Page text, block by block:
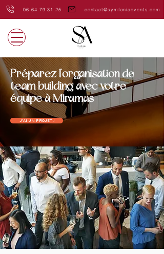
06.64.79.31.25 contact@symfoniaevents.com
Préparez l'organisation de
team building avec votre
équipe à Miramas
J'AI UN PROJET !